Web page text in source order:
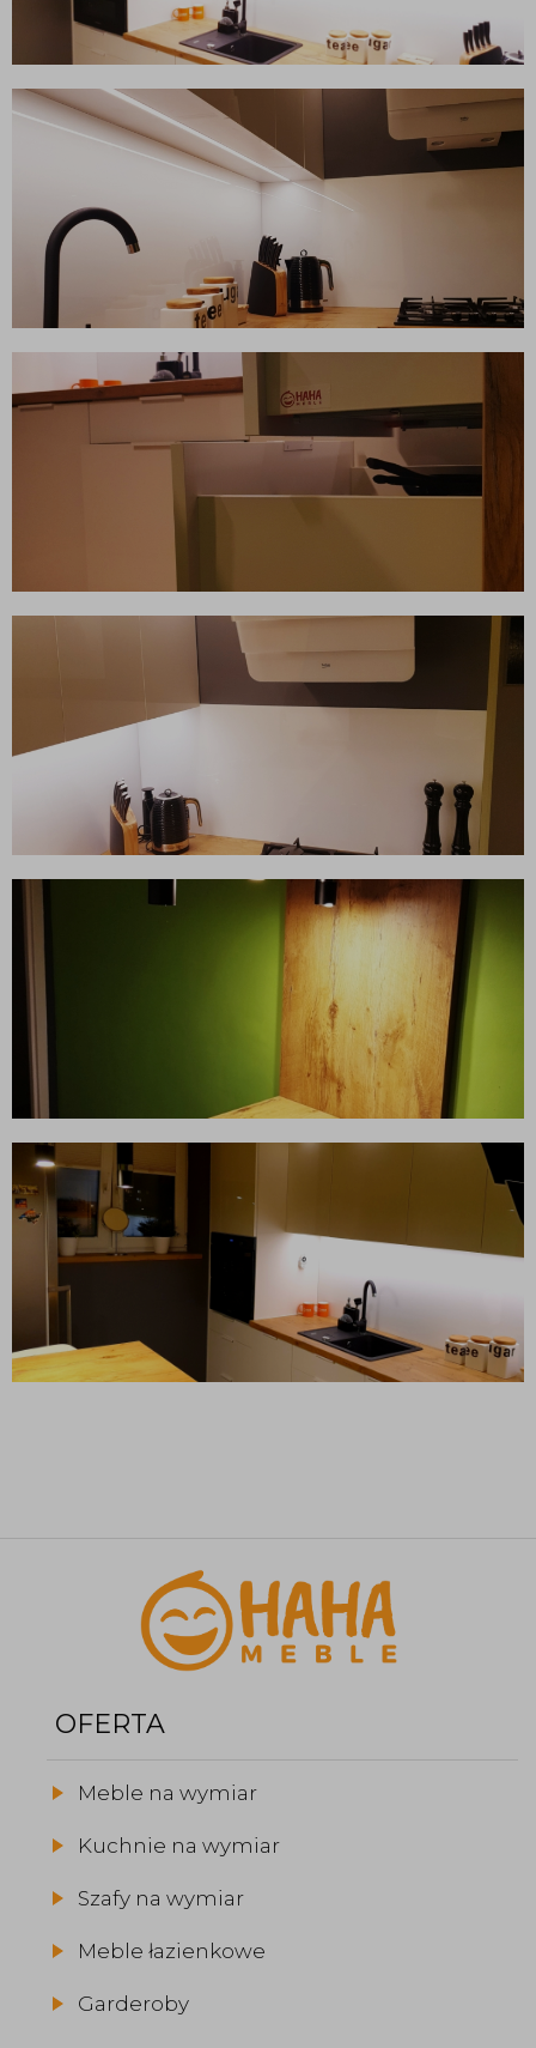
OFERTA
Meble na wymiar
Kuchnie na wymiar
Szafy na wymiar
Meble łazienkowe
Garderoby